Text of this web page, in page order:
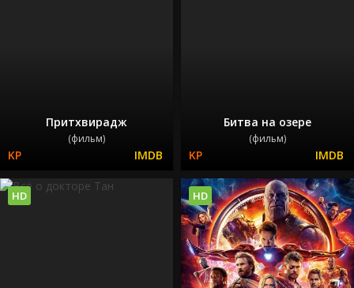
Притхвирадж
(фильм)
Битва на озере
(фильм)
HD HD